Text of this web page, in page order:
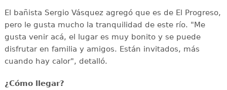
El bañista Sergio Vásquez agregó que es de El Progreso,
pero le gusta mucho la tranquilidad de este río. "Me
gusta venir acá, el lugar es muy bonito y se puede
disfrutar en familia y amigos. Están invitados, más
cuando hay calor", detalló.
¿Cómo llegar?